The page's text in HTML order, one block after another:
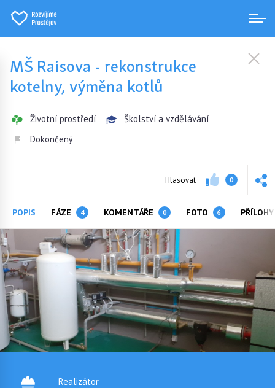
MŠ Raisova - rekonstrukce
kotelny, výměna kotlů
Životní prostředí
Školství a vzdělávání
Dokončený
Hlasovat 0
POPIS FÁZE 4 KOMENTÁŘE 0 FOTO 6
Realizátor